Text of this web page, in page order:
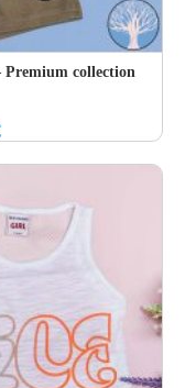
Premium collection
Current
price